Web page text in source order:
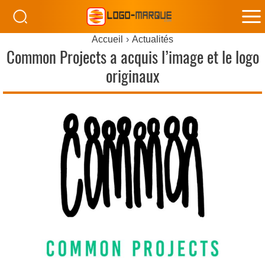
Accueil Actualités
Common Projects a acquis l’image et le logo
originaux